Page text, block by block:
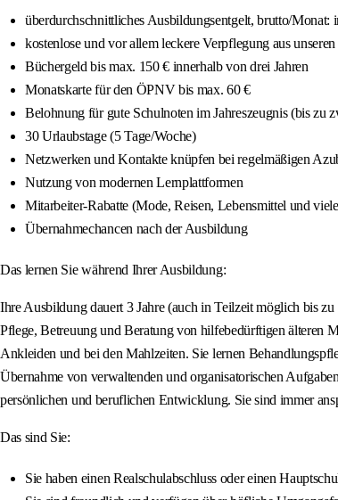
überdurchschnittliches Ausbildungsentgelt, brutto/
kostenlose und vor allem leckere Verpflegung aus
Büchergeld bis max. 150 € innerhalb von drei Jahren
Monatskarte für den ÖPNV bis max. 60 €
Belohnung für gute Schulnoten im Jahreszeugnis (bis zu
30 Urlaubstage (5 Tage/Woche)
Netzwerken und Kontakte knüpfen bei regelmäßigen
Nutzung von modernen Lernplattformen
Mitarbeiter-Rabatte (Mode, Reisen, Lebensmittel und
Übernahmechancen nach der Ausbildung
Das lernen Sie während Ihrer Ausbildung:
Ihre Ausbildung dauert 3 Jahre (auch in Teilzeit möglich bis
Pflege, Betreuung und Beratung von hilfebedürftigen älteren
Ankleiden und bei den Mahlzeiten. Sie lernen
Übernahme von verwaltenden und organisatorischen
persönlichen und beruflichen Entwicklung. Sie sind immer
Das sind Sie:
Sie haben einen Realschulabschluss oder einen